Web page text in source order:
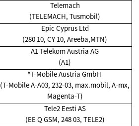
Telemach
(TELEMACH, Tusmobil)
Epic Cyprus Ltd
(280 10, CY 10, Areeba,MTN)
A1 Telekom Austria AG
(A1)
*T-Mobile Austria GmbH
(T-Mobile A-A03, 232-03, max.mobil, A-mx,
Magenta-T)
Tele2 Eesti AS
(EE Q GSM, 248 03, TELE2)